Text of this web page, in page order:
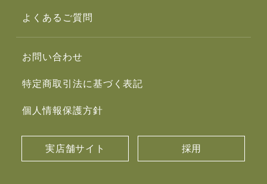
よくあるご質問
お問い合わせ
特定商取引法に基づく表記
個人情報保護方針
実店舗サイト 採用